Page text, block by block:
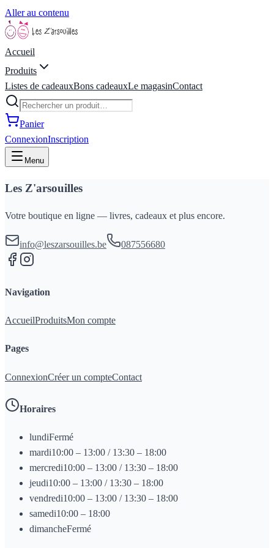
Aller au contenu
Accueil
Produits
Listes de cadeauxBons cadeauxLe magasinContact
Panier
ConnexionInscription
Menu
Les Z'arsouilles
Votre boutique en ligne — livres, cadeaux et plus encore.
info@leszarsouilles.be 087556680
Navigation
AccueilProduitsMon compte
Pages
ConnexionCréer un compteContact
Horaires
lundiFermé
mardi10:00 – 13:00 / 13:30 – 18:00
mercredi10:00 – 13:00 / 13:30 – 18:00
jeudi10:00 – 13:00 / 13:30 – 18:00
vendredi10:00 – 13:00 / 13:30 – 18:00
samedi10:00 – 18:00
dimancheFermé